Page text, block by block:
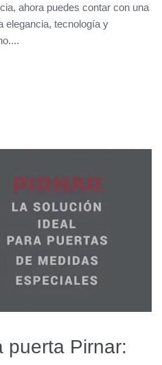
ahora puedes contar con una
elegancia, tecnología y
puerta Pirnar: